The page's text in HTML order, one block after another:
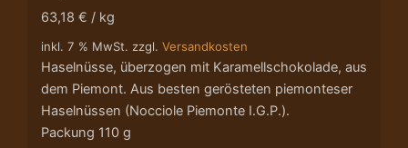
63,18 € / kg
inkl. 7 % MwSt. zzgl. Versandkosten
Haselnüsse, überzogen mit Karamellschokolade, aus
dem Piemont. Aus besten gerösteten piemonteser
Haselnüssen (Nocciole Piemonte I.G.P.).
Packung 110 g